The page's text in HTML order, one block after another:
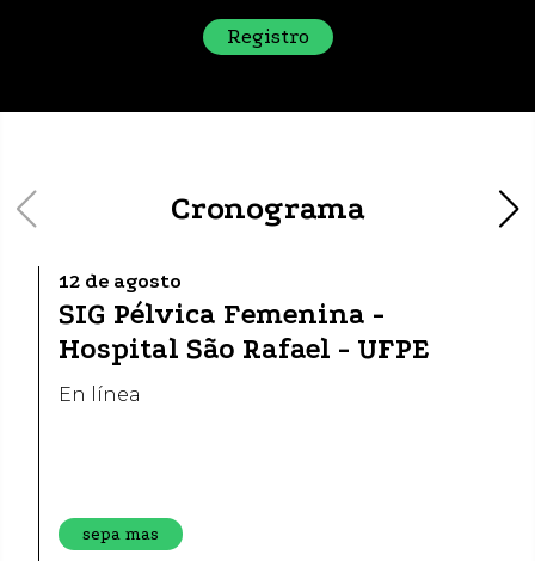
Registro
Cronograma
12 de agosto
SIG Pélvica Femenina -
Hospital São Rafael - UFPE
En línea
sepa mas